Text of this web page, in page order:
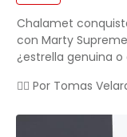
Chalamet
con Marty
¿estrella genuina
✍🏻 Por Tomas